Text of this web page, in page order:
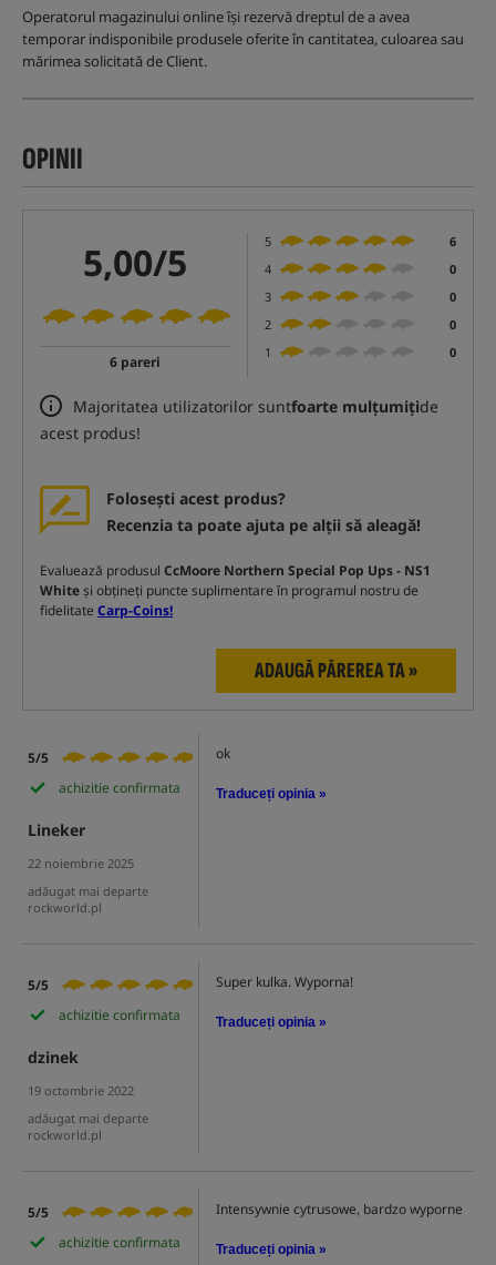
Operatorul magazinului online își rezervă dreptul de a avea
temporar indisponibile produsele oferite în cantitatea, culoarea sau
mărimea solicitată de Client.
OPINII
5,00/5
6 pareri
5
6
4
0
3
0
2
0
1
0
Majoritatea utilizatorilor suntfoarte mulțumițide
acest produs!
Folosești acest produs?
Recenzia ta poate ajuta pe alții să aleagă!
Evaluează produsul CcMoore Northern Special Pop Ups - NS1
Whiteși obțineți puncte suplimentare în programul nostru de
fidelitate Carp-Coins!
ADAUGĂ PĂREREA TA »
5/5
achizitie confirmata
Lineker
22 noiembrie 2025
adăugat mai departe
rockworld.pl
ok
Traduceți opinia »
5/5
achizitie confirmata
dzinek
19 octombrie 2022
adăugat mai departe
rockworld.pl
Super kulka. Wyporna!
Traduceți opinia »
5/5
achizitie confirmata
Intensywnie cytrusowe, bardzo wyporne
Traduceți opinia »